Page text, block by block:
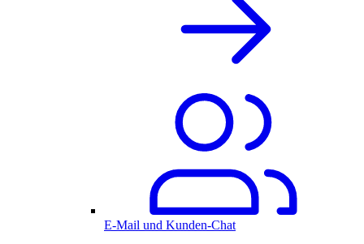
E-Mail und Kunden-Chat